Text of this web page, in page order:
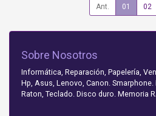
Ant. 01 02
Sobre Nosotros
Informática, Reparación, Papelería,
Hp, Asus, Lenovo, Canon. Smarphone.
Raton, Teclado. Disco duro. Memoria